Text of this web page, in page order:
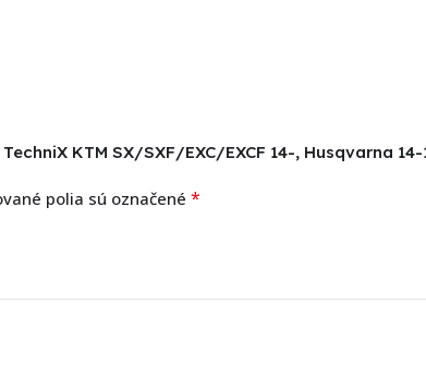
KTM SX/SXF/EXC/EXCF 14-, Husqvarna
polia sú označené *